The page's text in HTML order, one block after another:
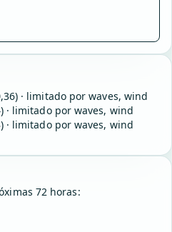
· limitado por waves, wind
· limitado por waves, wind
· limitado por waves, wind
72 horas: